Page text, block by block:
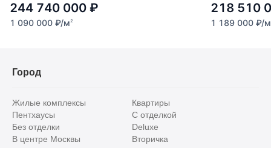
244 740 000 ₽
1 090 000 ₽/м2
218 510
1 189 000 ₽/м
Город
Жилые комплексы
Квартиры
Пентхаусы
С отделкой
Без отделки
Deluxe
В центре Москвы
Вторичка